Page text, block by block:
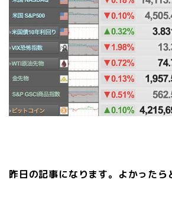
昨日の記事になります。よかった